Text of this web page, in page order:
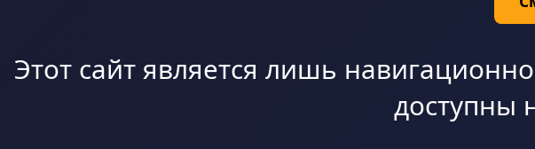
Этот сайт является лишь
доступны